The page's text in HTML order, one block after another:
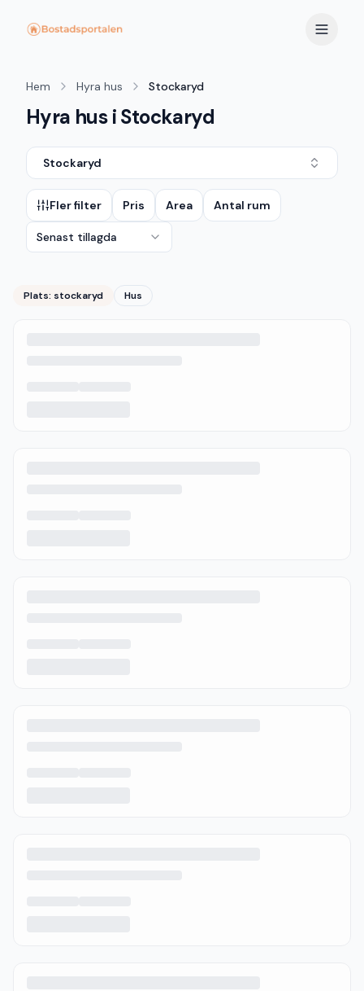
Hem Hyra hus Stockaryd
Hyra hus i Stockaryd
Stockaryd
Fler filter Pris Area Antal rum
Senast tillagda
Plats: stockaryd Hus